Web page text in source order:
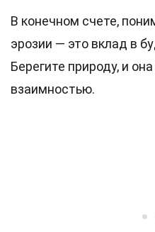
В конечном счете,
эрозии — это вклад в
Берегите природу, и
взаимностью.